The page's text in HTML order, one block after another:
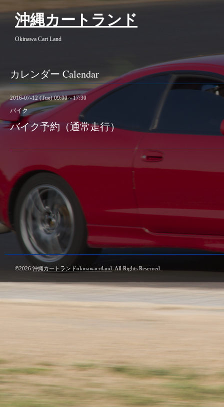
沖縄カートランド
Okinawa Cart Land
カレンダー Calendar
2016-07-12 (Tue) 09:00～17:30
バイク
バイク予約（通常走行）
©2026 沖縄カートランドokinawacrtland . All Rights Reserved.